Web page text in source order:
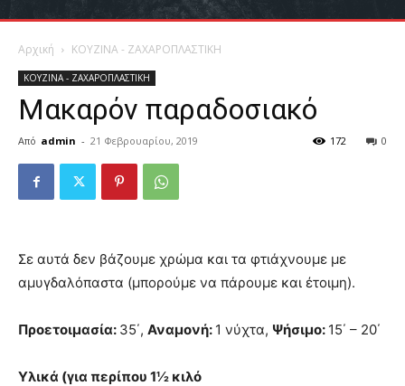
Αρχική ΚΟΥΖΙΝΑ - ΖΑΧΑΡΟΠΛΑΣΤΙΚΗ
ΚΟΥΖΙΝΑ - ΖΑΧΑΡΟΠΛΑΣΤΙΚΗ
Μακαρόν παραδοσιακό
Από admin - 21 Φεβρουαρίου, 2019 0
172
Σε αυτά δεν βάζουμε χρώμα και τα φτιάχνουμε με
αμυγδαλόπαστα (μπορούμε να πάρουμε και έτοιμη).
Προετοιμασία: 35΄, Αναμονή: 1 νύχτα, Ψήσιμο: 15΄ – 20΄
Υλικά (για περίπου 1½ κιλό